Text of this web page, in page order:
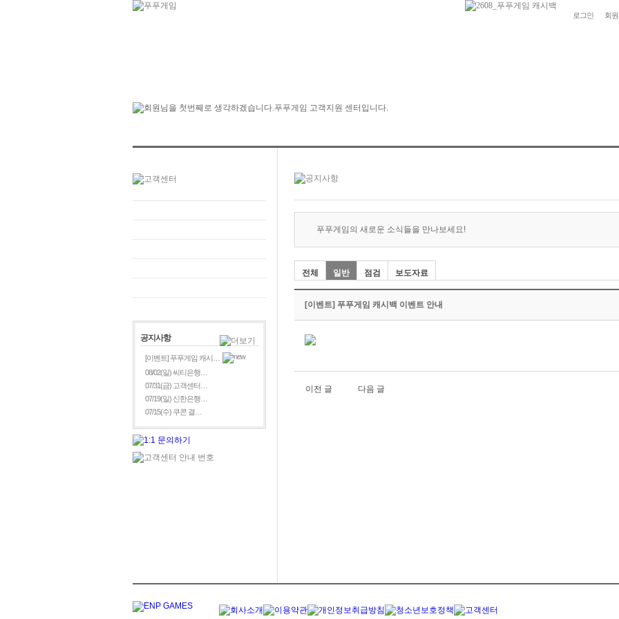
로그인 회
공지사항
[이벤트] 푸푸게임 캐시…
08/02(일) 씨티은행…
07/31(금) 고객센터…
07/19(일) 신한은행…
07/15(수) 쿠콘 결…
푸푸게임의 새로운 소식들을 만나보세요!
전체 일반 점검 보도자료
[이벤트] 푸푸게임 캐시백 이벤트 안내
이전 글 다음 글